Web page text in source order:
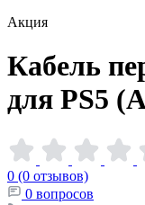
Акция
Кабель
для PS5
0 (0 отзывов)
0 вопросов